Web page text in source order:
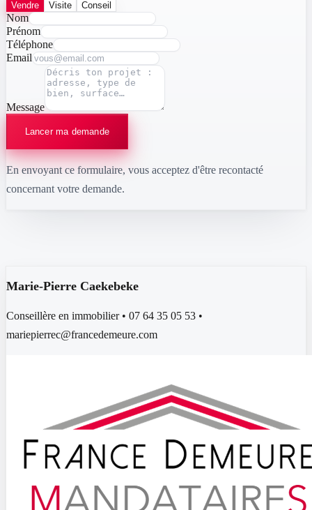
Vendre Visite Conseil
Nom
Prénom
Téléphone
Email
Message
Lancer ma demande
En envoyant ce formulaire, vous acceptez d'être recontacté
concernant votre demande.
Marie-Pierre Caekebeke
Conseillère en immobilier • 07 64 35 05 53 •
mariepierrec@francedemeure.com